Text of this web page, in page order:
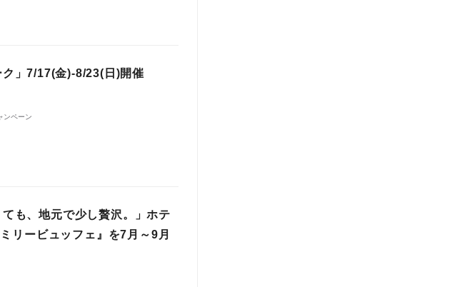
」7/17(金)-8/23(日)開催
ンペーン
も、地元で少し贅沢。」ホテ
リービュッフェ』を7月～9月